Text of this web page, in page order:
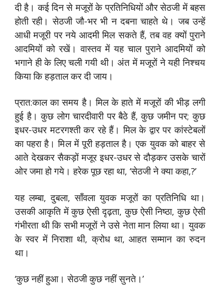
दी है। कई दिन से मजूरों के प्रतिनिधियों और सेठजी में बहस
होती रही। सेठजी जौ-भर भी न दबना चाहते थे। जब उन्हें
आधी मजूरी पर नये आदमी मिल सकते हैं, तब वह क्यों पुराने
आदमियों को रखें। वास्तव में यह चाल पुराने आदमियों को
भगाने ही के लिए चली गयी थी। अंत में मजूरों ने यही निश्चय
किया कि हड़ताल कर दी जाय।
प्रात:काल का समय है। मिल के हाते में मजूरों की भीड़ लगी
हुई है। कुछ लोग चारदीवारी पर बैठे हैं, कुछ जमीन पर; कुछ
इधर-उधर मटरगश्ती कर रहे हैं। मिल के द्वार पर कांस्टेबलों
का पहरा है। मिल में पूरी हड़ताल है। एक युवक को बाहर से
आते देखकर सैकड़ों मजूर इधर-उधर से दौड़कर उसके चारों
ओर जमा हो गये। हरेक पूछ रहा था, ‘सेठजी ने क्या कहा,?’
यह लम्बा, दुबला, साँवला युवक मजूरों का प्रतिनिधि था।
उसकी आकृति में कुछ ऐसी दृढ़ता, कुछ ऐसी निष्ठा, कुछ ऐसी
गंभीरता थी कि सभी मजूरों ने उसे नेता मान लिया था। युवक
के स्वर में निराशा थी, क्रोध था, आहत सम्मान का रुदन
था।
‘कुछ नहीं हुआ। सेठजी कुछ नहीं सुनते।’